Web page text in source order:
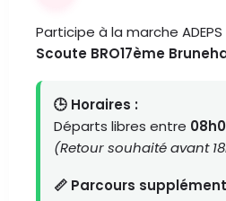
Participe à la marche
Scoute BRO17ème
🕒 Horaires :
Départs libres entre
(Retour souhaité avant
📏 Parcours